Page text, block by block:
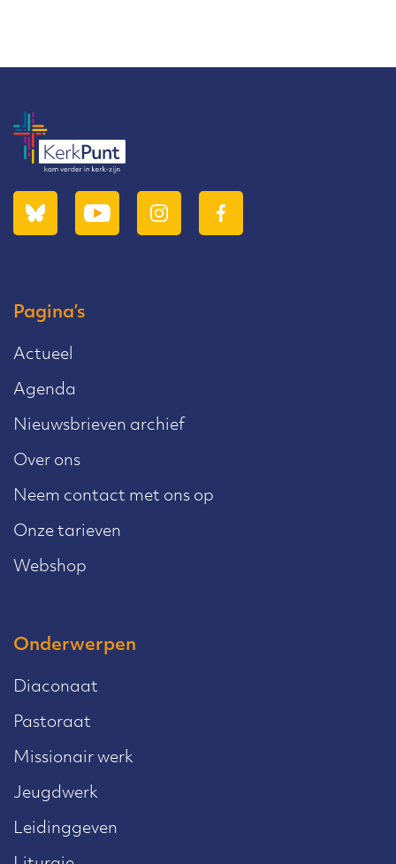
Pagina’s
Actueel
Agenda
Nieuwsbrieven archief
Over ons
Neem contact met ons op
Onze tarieven
Webshop
Onderwerpen
Diaconaat
Pastoraat
Missionair werk
Jeugdwerk
Leidinggeven